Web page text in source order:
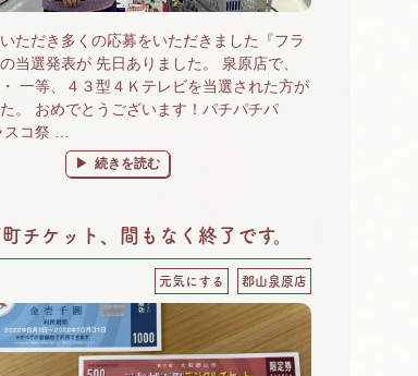
ただき多くの応募をいただきました『フラ
当選発表が 先日ありました。 泉原店で、
一等、４３型４Ｋテレビを当選された方が
。 おめでとうございます！パチパチパ
コ祭 …
“泉原店は運気が上がる店なんです⤴” の
続きを読む
チケット、間もなく終了です。
元気にする 郡山泉原店